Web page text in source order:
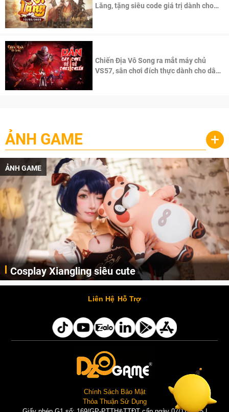
Lăng, tặng siêu code giá trị dành cho
Chiến Địa Vô Song ra mắt máy chủ
VS57, sân chơi đích thực dành cho dân
ẢNH GAME +
ẢNH GAME
Cosplay Xiangling siêu cute
Cùng thưởng thức những hình ảnh cosplay Xiangling trong Genshin Impact siêu dễ thương của người dùng Weibo "阿包也是兔娘"
Liên Hệ Hỗ Trợ
Chính Sách Bảo Mật
Thỏa Thuận Sử Dụng